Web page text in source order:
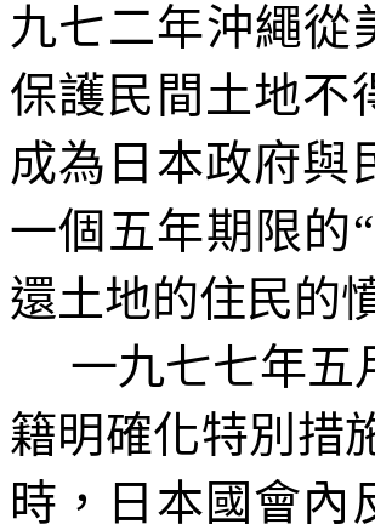
九七二年沖繩從
保護民間土地不
成為日本政府與
一個五年期限的
還土地的住民的
一九七七年五
籍明確化特別措
時，日本國會內